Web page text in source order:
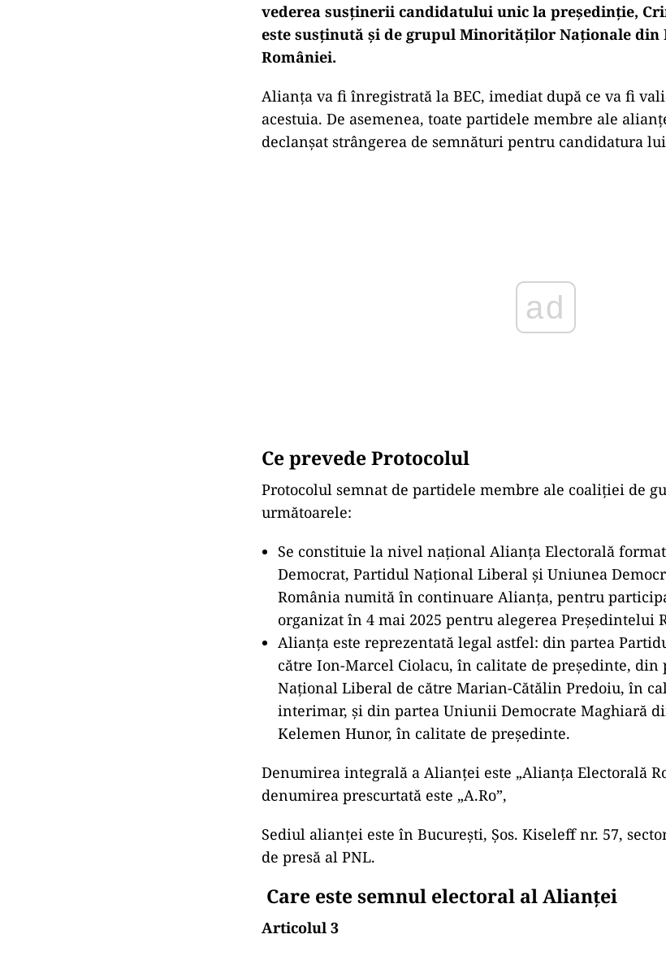
vederea susținerii candidatului unic la președinție,
este susținută și de grupul Minorităților Naționale din
României.
Alianța va fi înregistrată la BEC, imediat după ce va fi
acestuia. De asemenea, toate partidele membre ale
declanșat strângerea de semnături pentru candidatura
Ce prevede Protocolul
Protocolul semnat de partidele membre ale coaliției de
următoarele:
Se constituie la nivel național Alianța Electorală
Democrat, Partidul Național Liberal și Uniunea
România numită în continuare Alianța, pentru
organizat în 4 mai 2025 pentru alegerea Președintelui
Alianța este reprezentată legal astfel: din partea
către Ion-Marcel Ciolacu, în calitate de președinte,
Național Liberal de către Marian-Cătălin Predoiu, în
interimar, și din partea Uniunii Democrate Maghiară
Kelemen Hunor, în calitate de președinte.
Denumirea integrală a Alianței este „Alianța Electorală
denumirea prescurtată este „A.Ro”,
Sediul alianței este în București, Șos. Kiseleff nr. 57,
de presă al PNL.
Care este semnul electoral al Alianței
Articolul 3